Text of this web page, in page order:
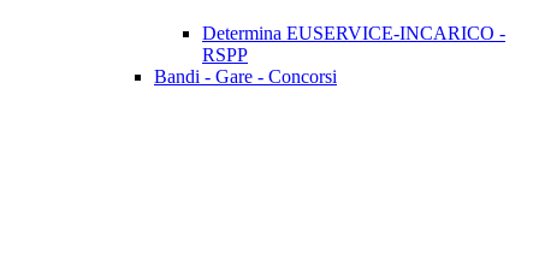
Determina EUSERVICE-INCARICO -
RSPP
Bandi - Gare - Concorsi